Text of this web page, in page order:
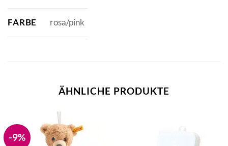
FARBE rosa/pink
ÄHNLICHE PRODUKTE
-9%